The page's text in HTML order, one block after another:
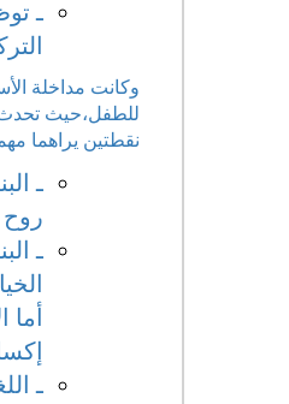
ـ
وكانت مداخلة
للطفل،حيث تحدث
نقطتين يراهما
ـ
روح
ـ
ـ